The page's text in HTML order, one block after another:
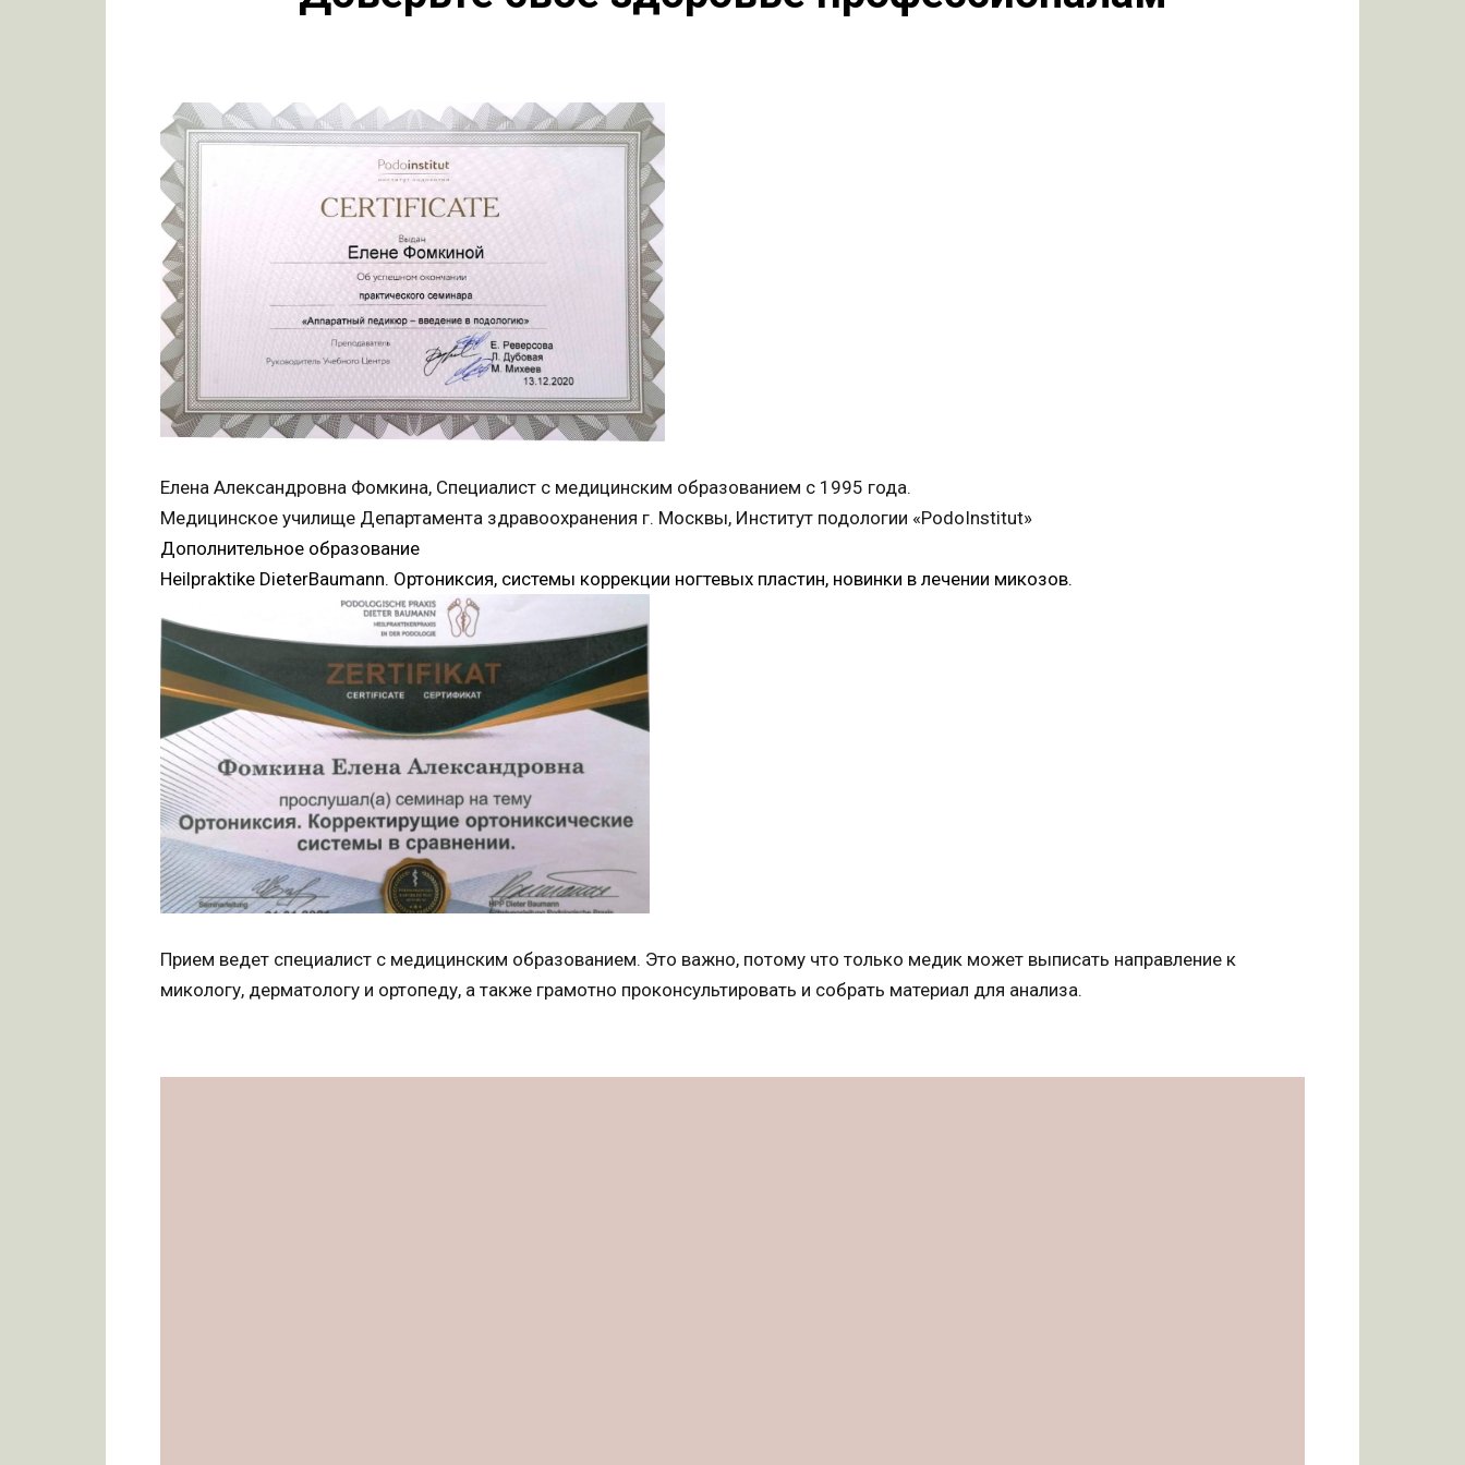
Елена Александровна Фомкина, Специалист с медицинским образованием с 1995 года.
Медицинское училище Департамента здравоохранения г. Москвы, Институт подологии «PodoInstitut»
Дополнительное образование
Heilpraktike DieterBaumann. Ортониксия, системы коррекции ногтевых пластин, новинки в лечении микозов.
Прием ведет специалист с медицинским образованием. Это важно, потому что только медик может выписать направление к
микологу, дерматологу и ортопеду, а также грамотно проконсультировать и собрать материал для анализа.